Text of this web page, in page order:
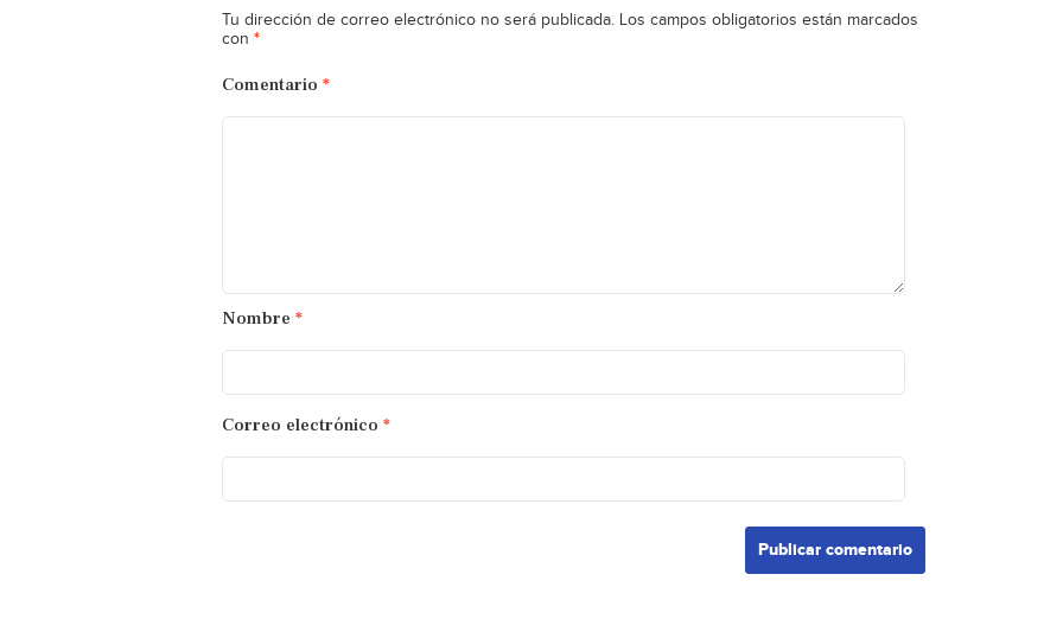
Tu dirección de correo electrónico no será publicada. Los campos obligatorios están marcados
con *
Comentario *
Nombre *
Correo electrónico *